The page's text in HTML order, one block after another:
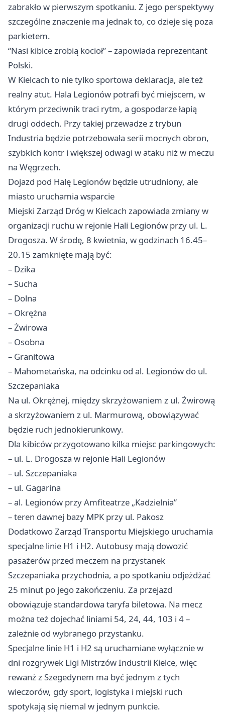
zabrakło w pierwszym spotkaniu. Z jego perspektywy
szczególne znaczenie ma jednak to, co dzieje się poza
parkietem.
“Nasi kibice zrobią kocioł” – zapowiada reprezentant
Polski.
W Kielcach to nie tylko sportowa deklaracja, ale też
realny atut. Hala Legionów potrafi być miejscem, w
którym przeciwnik traci rytm, a gospodarze łapią
drugi oddech. Przy takiej przewadze z trybun
Industria będzie potrzebowała serii mocnych obron,
szybkich kontr i większej odwagi w ataku niż w meczu
na Węgrzech.
Dojazd pod Halę Legionów będzie utrudniony, ale
miasto uruchamia wsparcie
Miejski Zarząd Dróg w Kielcach zapowiada zmiany w
organizacji ruchu w rejonie Hali Legionów przy ul. L.
Drogosza. W środę, 8 kwietnia, w godzinach 16.45–
20.15 zamknięte mają być:
– Dzika
– Sucha
– Dolna
– Okrężna
– Żwirowa
– Osobna
– Granitowa
– Mahometańska, na odcinku od al. Legionów do ul.
Szczepaniaka
Na ul. Okrężnej, między skrzyżowaniem z ul. Żwirową
a skrzyżowaniem z ul. Marmurową, obowiązywać
będzie ruch jednokierunkowy.
Dla kibiców przygotowano kilka miejsc parkingowych:
– ul. L. Drogosza w rejonie Hali Legionów
– ul. Szczepaniaka
– ul. Gagarina
– al. Legionów przy Amfiteatrze „Kadzielnia”
– teren dawnej bazy MPK przy ul. Pakosz
Dodatkowo Zarząd Transportu Miejskiego uruchamia
specjalne linie H1 i H2. Autobusy mają dowozić
pasażerów przed meczem na przystanek
Szczepaniaka przychodnia, a po spotkaniu odjeżdżać
25 minut po jego zakończeniu. Za przejazd
obowiązuje standardowa taryfa biletowa. Na mecz
można też dojechać liniami 54, 24, 44, 103 i 4 –
zależnie od wybranego przystanku.
Specjalne linie H1 i H2 są uruchamiane wyłącznie w
dni rozgrywek Ligi Mistrzów Industrii Kielce, więc
rewanż z Szegedynem ma być jednym z tych
wieczorów, gdy sport, logistyka i miejski ruch
spotykają się niemal w jednym punkcie.